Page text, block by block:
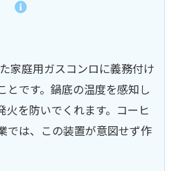
家庭用ガスコンロに義務付け
とです。鍋底の温度を感知し
火を防いでくれます。コーヒ
では、この装置が意図せず作